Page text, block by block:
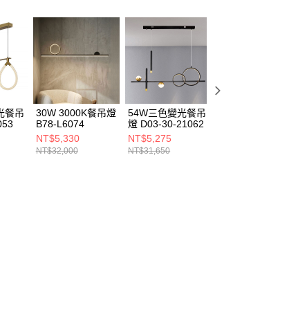
餐吊
30W 3000K餐吊燈
B78-L6074
NT$5,330
NT$32,000
54W三色變光餐吊
燈 D03-30-21062
NT$5,275
NT$31,650